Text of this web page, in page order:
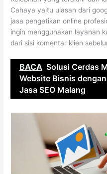
Cahaya yaitu ulasan dari
jasa pengetikan online
ingin menggunakan layanan
dari sisi komentar klien
BACA Solusi Cerdas
Website Bisnis
Jasa SEO Malang